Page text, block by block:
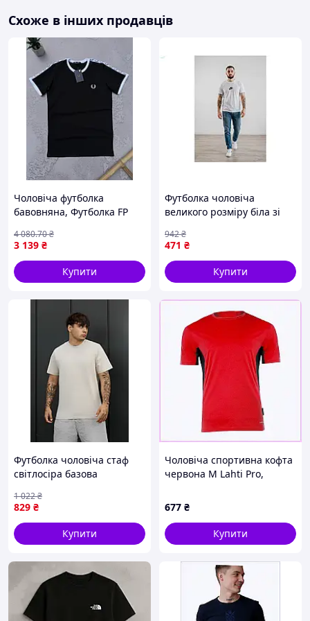
продаютьсявід виробника. Тому торгівля відбувається
районах Карпат. Користуються популярністю на
Сорочинському ярмарку.
Схоже в інших продавців
Чоловіча футболка
бавовняна, Футболка FP
3 139 ₴
4 080.70₴
Купити
Футболка чоловіча
великого розміру біла зі
повсякденного носіння та
комфорту
471 ₴
942₴
Купити
Футболка чоловіча стаф
світлосіра базова
light gray Seli
829 ₴
1 022₴
Купити
Чоловіча спортивна кофта
червона М Lahti Pro,
677 ₴
Купити